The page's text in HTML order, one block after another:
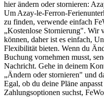
hier ändern oder stornieren:
Um Azay-le-Ferron-
zu finden, verwende einfach
„Kostenlose Stornierung". Wir
können, daher ist es einfach,
Flexibilität bieten. Wenn du
Buchung vornehmen musst,
Nachricht. Gehe in deinem
„Ändern oder stornieren" und
Egal, ob du deine Pläne
Zahlungsoptionen suchst,